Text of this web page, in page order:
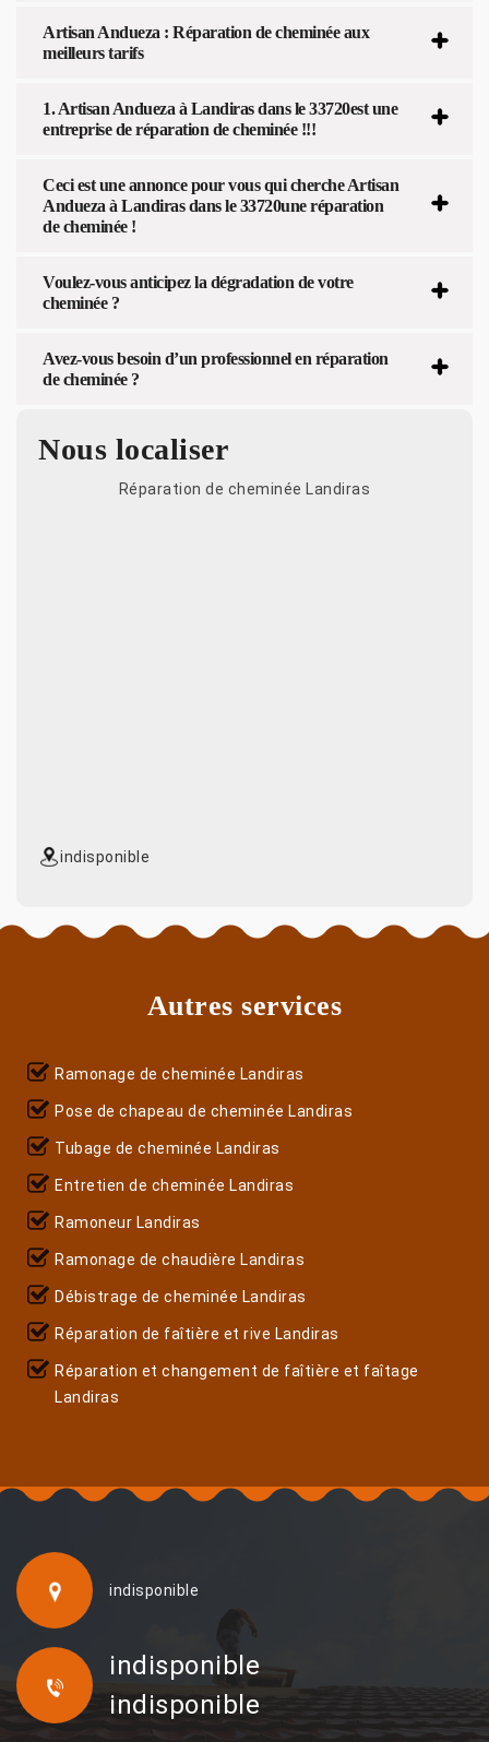
Artisan Andueza : Réparation de cheminée aux
meilleurs tarifs
1. Artisan Andueza à Landiras dans le 33720est une
entreprise de réparation de cheminée !!!
Ceci est une annonce pour vous qui cherche Artisan
Andueza à Landiras dans le 33720une réparation
de cheminée !
Voulez-vous anticipez la dégradation de votre
cheminée ?
Avez-vous besoin d’un professionnel en réparation
de cheminée ?
Nous localiser
Réparation de cheminée Landiras
indisponible
Autres services
Ramonage de cheminée Landiras
Pose de chapeau de cheminée Landiras
Tubage de cheminée Landiras
Entretien de cheminée Landiras
Ramoneur Landiras
Ramonage de chaudière Landiras
Débistrage de cheminée Landiras
Réparation de faîtière et rive Landiras
Réparation et changement de faîtière et faîtage
Landiras
indisponible
indisponible
indisponible